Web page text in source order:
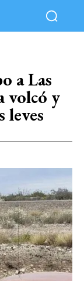
a Las
volcó y
leves